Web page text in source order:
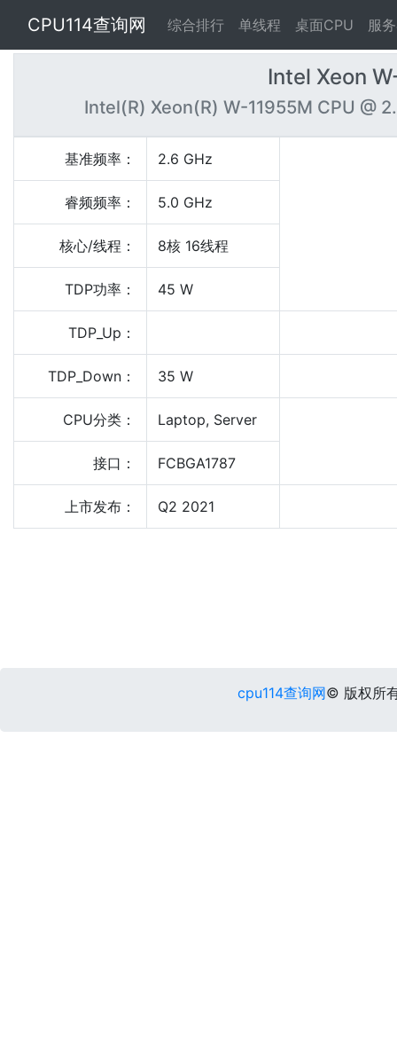
CPU114查询网 综合排行 单线程 桌面CPU 服
Intel Xeon
Intel(R) Xeon(R) W-11955M CPU @
基准频率： 2.6 GHz
睿频频率： 5.0 GHz
核心/线程： 8核 16线程
TDP功率： 45 W
TDP_Up：
TDP_Down： 35 W
CPU分类： Laptop, Server
接口： FCBGA1787
上市发布： Q2 2021
cpu114查询网© 版权所